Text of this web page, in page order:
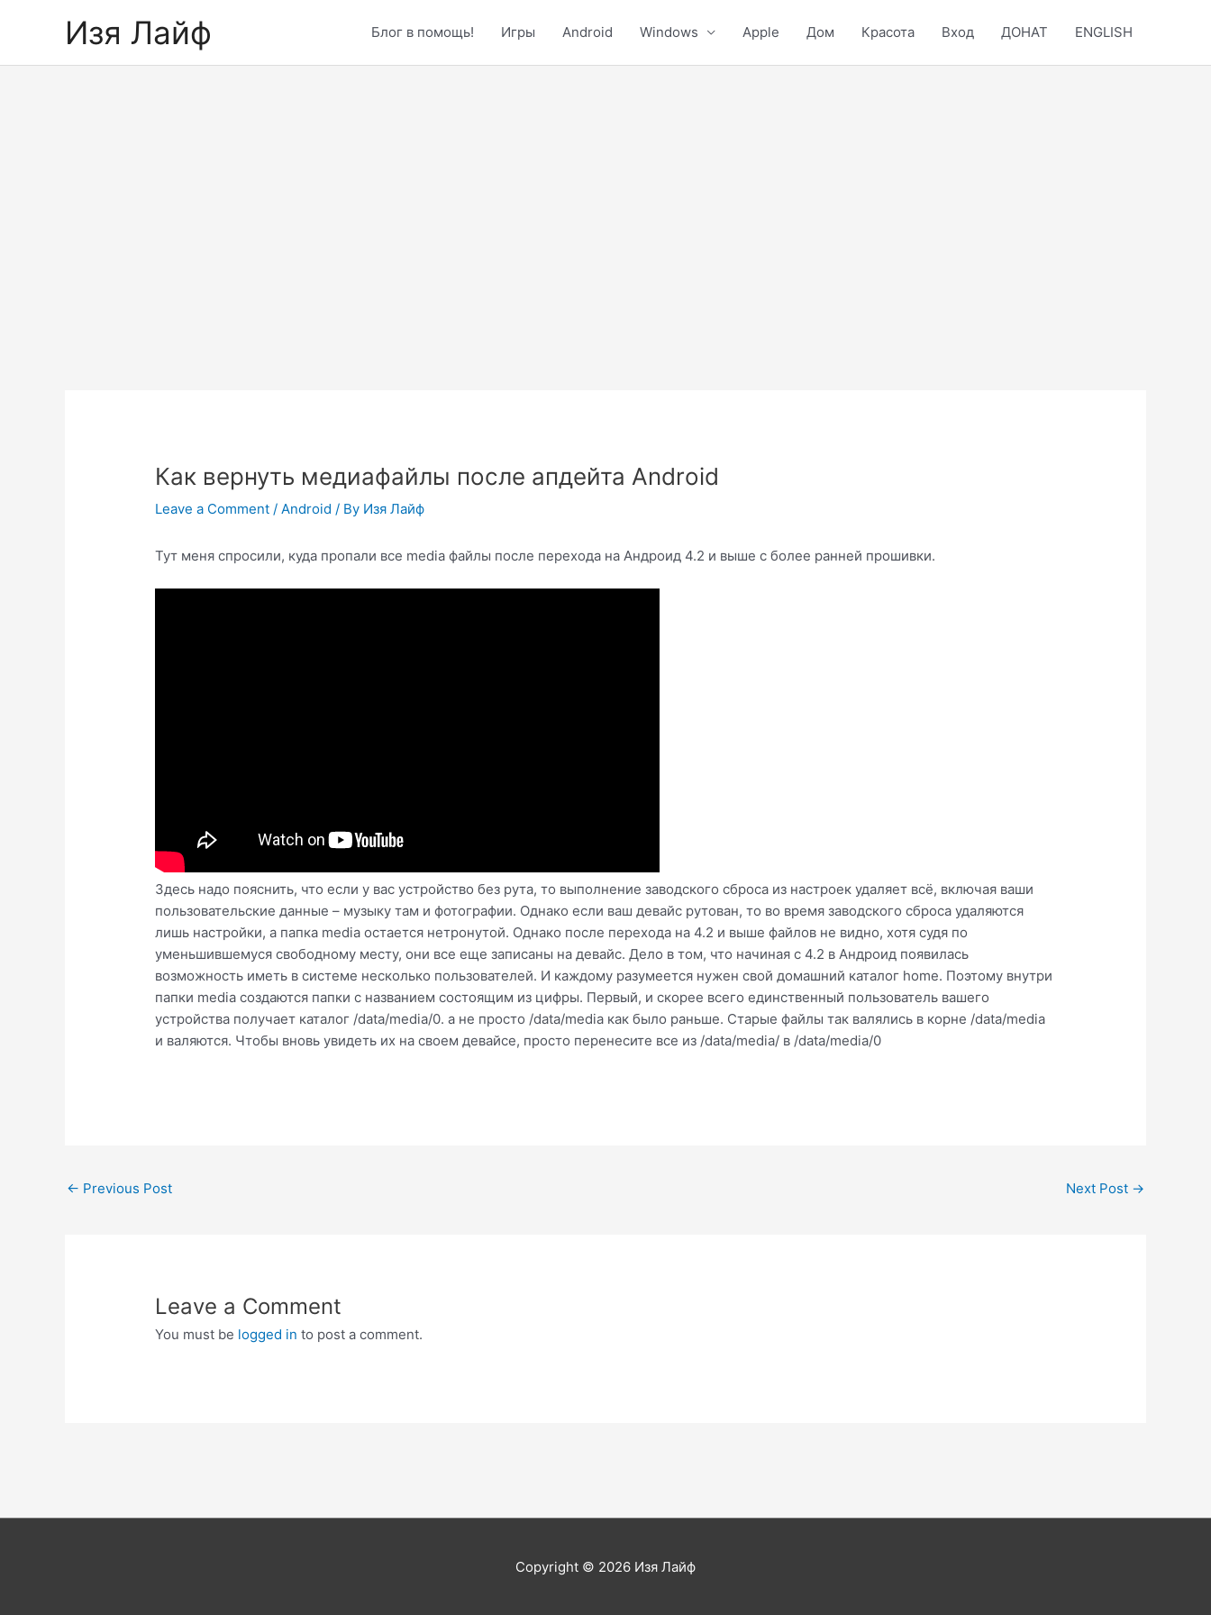
Изя Лайф Блог в помощь! Игры Android Windows Apple Дом Красота Вход ДОНАТ ENGLISH
Как вернуть медиафайлы после апдейта Android
Leave a Comment /Android / By Изя Лайф
Тут меня спросили, куда пропали все media файлы после перехода на Андроид 4.2 и выше с более ранней прошивки.
Здесь надо пояснить, что если у вас устройство без рута, то выполнение заводского сброса из настроек удаляет всё, включая ваши
пользовательские данные – музыку там и фотографии. Однако если ваш девайс рутован, то во время заводского сброса удаляются
лишь настройки, а папка media остается нетронутой. Однако после перехода на 4.2 и выше файлов не видно, хотя судя по
уменьшившемуся свободному месту, они все еще записаны на девайс. Дело в том, что начиная с 4.2 в Андроид появилась
возможность иметь в системе несколько пользователей. И каждому разумеется нужен свой домашний каталог home. Поэтому внутри
папки media создаются папки с названием состоящим из цифры. Первый, и скорее всего единственный пользователь вашего
устройства получает каталог /data/media/0. а не просто /data/media как было раньше. Старые файлы так валялись в корне /data/media
и валяются. Чтобы вновь увидеть их на своем девайсе, просто перенесите все из /data/media/ в /data/media/0
Post
← Previous Post Next Post →
Leave a Comment
You must be logged in to post a comment.
Copyright © 2026 Изя Лайф